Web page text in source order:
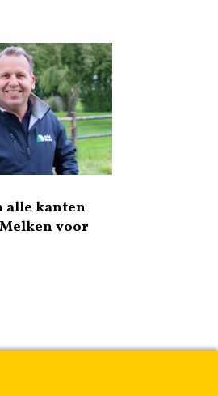
alle kanten
voor